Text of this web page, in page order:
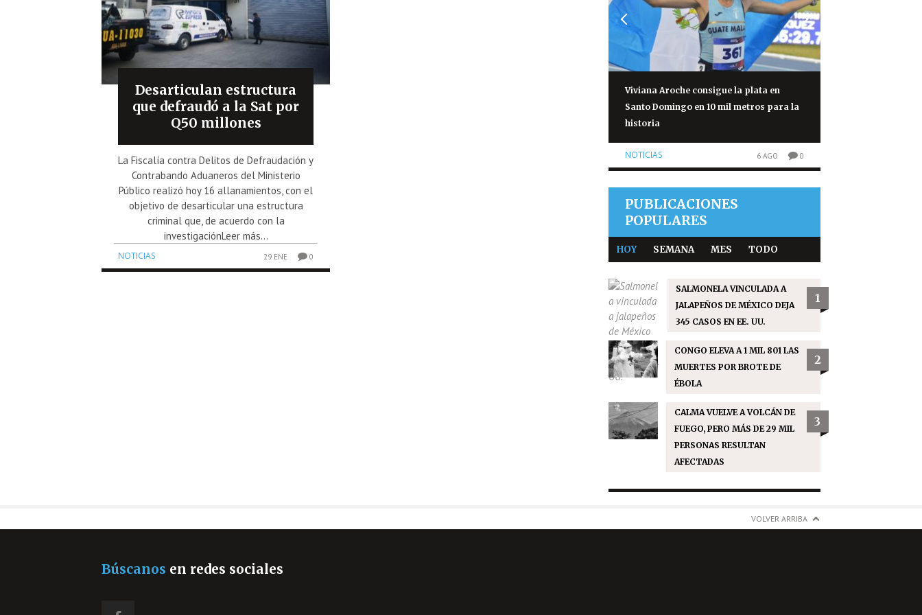
Desarticulan estructura
que defraudó a la Sat por
Q50 millones
La Fiscalía contra Delitos de Defraudación y
Contrabando Aduaneros del Ministerio
Público realizó hoy 16 allanamientos, con el
objetivo de desarticular una estructura
criminal que, de acuerdo con la
investigaciónLeer más...
NOTICIAS 29 ENE 0
Viviana Aroche consigue la plata en
Santo Domingo en 10 mil metros para la
historia
NOTICIAS 6 AGO 0
PUBLICACIONES
POPULARES
HOY SEMANA MES TODO
SALMONELA VINCULADA A
JALAPEÑOS DE MÉXICO DEJA
345 CASOS EN EE. UU.
1
CONGO ELEVA A 1 MIL 801 LAS
MUERTES POR BROTE DE
ÉBOLA
2
CALMA VUELVE A VOLCÁN DE
FUEGO, PERO MÁS DE 29 MIL
PERSONAS RESULTAN
AFECTADAS
3
VOLVER ARRIBA
Búscanos en redes sociales